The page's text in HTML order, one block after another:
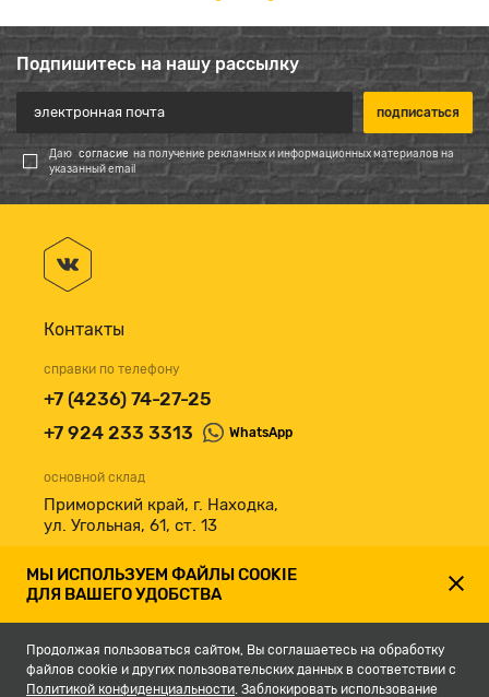
Подпишитесь на нашу рассылку
Даю согласие на получение рекламных и информационных материалов на
указанный email
Контакты
справки по телефону
+7 (4236) 74-27-25
+7 924 233 3313
WhatsApp
основной склад
Приморский край, г. Находка,
ул. Угольная, 61, ст. 13
принимаем к оплате
МЫ ИСПОЛЬЗУЕМ ФАЙЛЫ COOKIE
ДЛЯ ВАШЕГО УДОБСТВА
Продолжая пользоваться сайтом, Вы соглашаетесь на обработку
файлов cookie и других пользовательских данных в соответствии с
Политикой конфиденциальности. Заблокировать использование